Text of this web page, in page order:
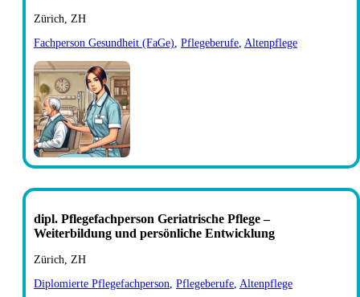
Zürich, ZH
Fachperson Gesundheit (FaGe), Pflegeberufe, Altenpflege
dipl. Pflegefachperson Geriatrische Pflege –
Weiterbildung und persönliche Entwicklung
Zürich, ZH
Diplomierte Pflegefachperson, Pflegeberufe, Altenpflege